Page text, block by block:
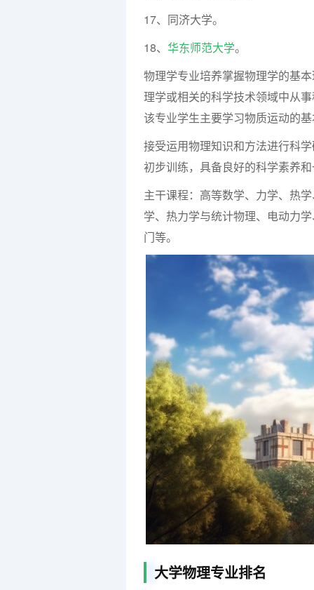
17、同济大学。
18、 华东师范大学。
物理学专业培养掌握物理学的基
理学或相关的科学技术领域中从
该专业学生主要学习物质运动的
接受运用物理知识和方法进行科
初步训练，具备良好的科学素养
主干课程：高等数学、力学、热
学、热力学与统计物理、电动力
门等。
大学物理专业排名